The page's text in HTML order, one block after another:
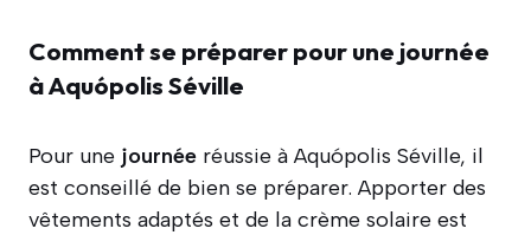
Comment se préparer pour une journée
à Aquópolis Séville
Pour une journée réussie à Aquópolis Séville, il
est conseillé de bien se préparer. Apporter des
vêtements adaptés et de la crème solaire est